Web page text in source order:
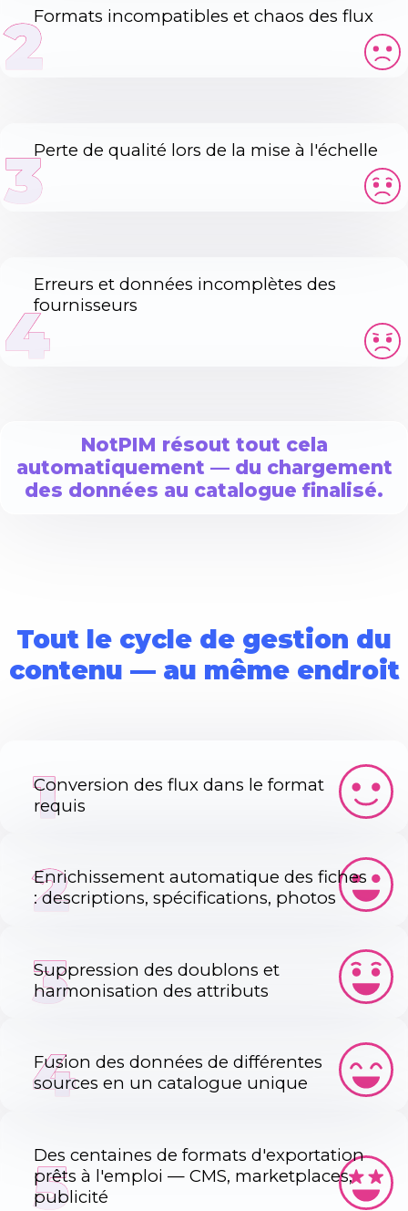
Formats incompatibles et chaos des flux
2
Perte de qualité lors de la mise à l'échelle
3
Erreurs et données incomplètes des
fournisseurs
4
NotPIM résout tout cela
automatiquement — du chargement
des données au catalogue finalisé.
Tout le cycle de gestion du
contenu — au même endroit
Conversion des flux dans le format
requis
1
Enrichissement automatique des fiches
: descriptions, spécifications, photos
2
Suppression des doublons et
harmonisation des attributs
3
Fusion des données de différentes
sources en un catalogue unique
4
Des centaines de formats d'exportation
prêts à l'emploi — CMS, marketplaces,
publicité
5